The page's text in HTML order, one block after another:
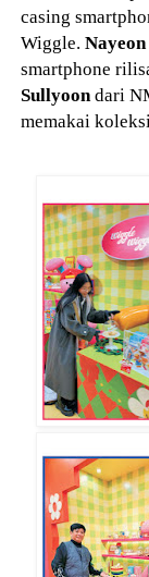
casing
Wiggle. Nayeon
smartphone
Sullyoon dari
memakai